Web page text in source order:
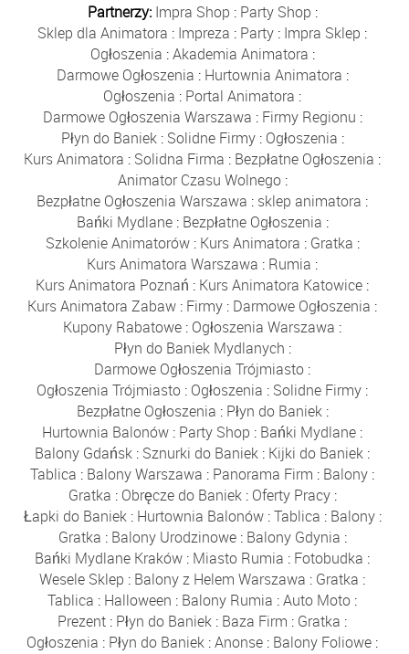
Partnerzy: Impra Shop : Party Shop :
Sklep dla Animatora : Impreza : Party : Impra Sklep :
Ogłoszenia :Akademia Animatora :
Darmowe Ogłoszenia : Hurtownia Animatora :
Ogłoszenia : Portal Animatora :
Darmowe Ogłoszenia Warszawa : Firmy Regionu :
Płyn do Baniek: Solidne Firmy: Ogłoszenia :
Kurs Animatora : Solidna Firma : Bezpłatne Ogłoszenia :
Animator Czasu Wolnego:
Bezpłatne Ogłoszenia Warszawa : sklep animatora :
Bańki Mydlane: Bezpłatne Ogłoszenia :
Szkolenie Animatorów: Kurs Animatora : Gratka :
Kurs Animatora Warszawa : Rumia :
Kurs Animatora Poznań : Kurs Animatora Katowice :
Kurs Animatora Zabaw : Firmy : Darmowe Ogłoszenia :
Kupony Rabatowe : Ogłoszenia Warszawa :
Płyn do Baniek Mydlanych :
Darmowe Ogłoszenia Trójmiasto :
Ogłoszenia Trójmiasto : Ogłoszenia : Solidne Firmy :
Bezpłatne Ogłoszenia : Płyn do Baniek:
Hurtownia Balonów : Party Shop : Bańki Mydlane :
Balony Gdańsk : Sznurki do Baniek : Kijki do Baniek :
Tablica : Balony Warszawa : Panorama Firm : Balony :
Gratka : Obręcze do Baniek: Oferty Pracy:
Łapki do Baniek: Hurtownia Balonów:Tablica : Balony:
Gratka : Balony Urodzinowe: Balony Gdynia :
Bańki Mydlane Kraków : Miasto Rumia : Fotobudka :
Wesele Sklep : Balony z Helem Warszawa : Gratka :
Tablica : Halloween : Balony Rumia :Auto Moto :
Prezent : Płyn do Baniek : Baza Firm : Gratka :
Ogłoszenia : Płyn do Baniek :Anonse : Balony Foliowe :